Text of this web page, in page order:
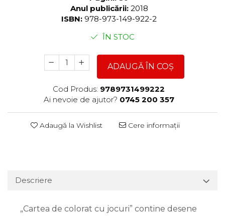
Anul publicării: 2018
ISBN: 978-973-149-922-2
ÎN STOC
ADAUGĂ ÎN COȘ
Cod Produs: 9789731499222
Ai nevoie de ajutor? 0745 200 357
Adaugă la Wishlist Cere informații
Descriere
„Cartea de colorat cu jocuri” contine desene